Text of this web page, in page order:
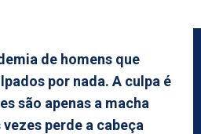
de homens que
por nada. A culpa é
são apenas a macha
perde a cabeça